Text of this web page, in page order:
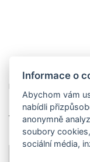
Náhradní podélná
Tento produkt již
Vyberte si prosím
klikem na tlačítko
Informace o
Abychom vám
nabídli
anonymně
soubory
sociální média,